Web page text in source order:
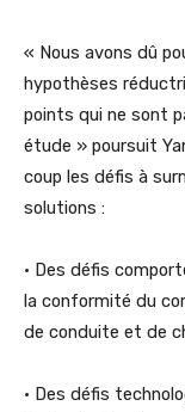
« Nous avons dû
hypothèses
points qui ne sont
étude » poursuit
coup les défis à
solutions :
• Des défis
la conformité du
de conduite et de
• Des défis